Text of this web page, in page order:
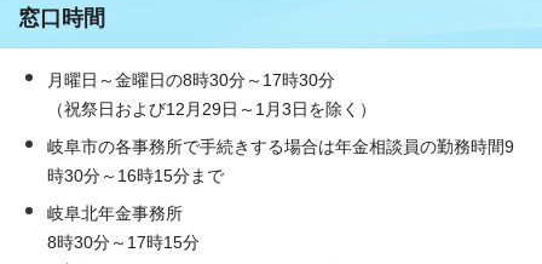
窓口時間
月曜日～金曜日の8時30分～17時30分
（祝祭日および12月29日～1月3日を除く）
岐阜市の各事務所で手続きする場合は年金相談員の勤務時間9
時30分～16時15分まで
岐阜北年金事務所
8時30分～17時15分